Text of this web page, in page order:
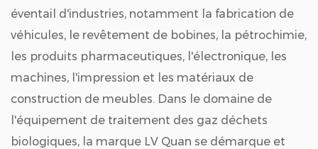
éventail d'industries, notamment la fabrication de
véhicules, le revêtement de bobines, la pétrochimie,
les produits pharmaceutiques, l'électronique, les
machines, l'impression et les matériaux de
construction de meubles. Dans le domaine de
l'équipement de traitement des gaz déchets
biologiques, la marque LV Quan se démarque et